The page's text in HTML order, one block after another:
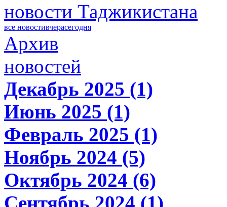
новости Таджикистана
все новостивчерасегодня
Архив
новостей
Декабрь 2025 (1)
Июнь 2025 (1)
Февраль 2025 (1)
Ноябрь 2024 (5)
Октябрь 2024 (6)